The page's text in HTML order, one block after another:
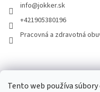
Tento web používa
info@jokker.sk
+421905380196
Pracovná a zdravotná
Facebook